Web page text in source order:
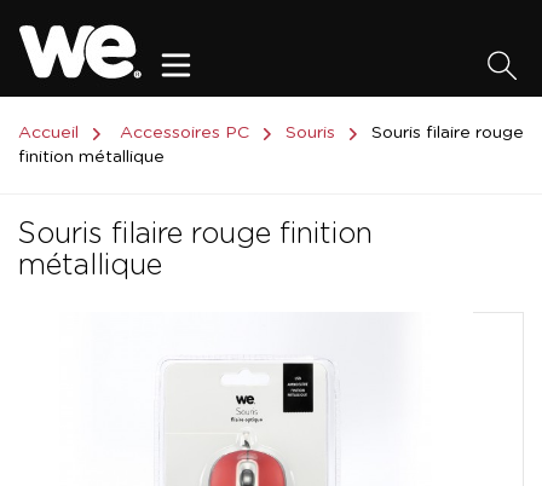
Accueil Accessoires PC Souris
Souris filaire rouge
finition métallique
Souris filaire rouge finition
métallique